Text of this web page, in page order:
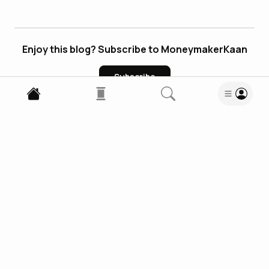
Enjoy this blog? Subscribe to MoneymakerKaan
Subscribe